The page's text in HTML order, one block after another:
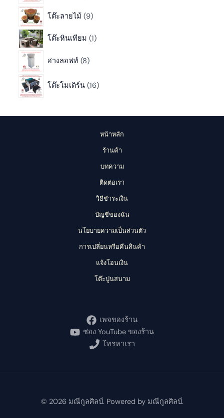
โต๊ะลายไม้ 9
โต๊ะหินเทียม 1
อ่างลอฟท์ 8
โต๊ะโมเดิร์น 16
หน้าหลัก
ร้านค้า
บทความ
ติดต่อเรา
วิธีชำระเงิน
บัญชีของฉัน
นโยบายความเป็นส่วนตัว
การเปลี่ยนหรือคืนสินค้า
แจ้งโอนเงิน
โต๊ะปูนสนาม
เพจของร้าน
ช่อง YouTube ของร้าน
โทรหาเรา
© 2026 มณีกูลศิลป์. Powered by มณีกูลศิลป์.